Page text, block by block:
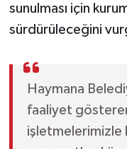
sunulması için
sürdürüleceğini
Haymana
faaliyet
işletmelerimizle